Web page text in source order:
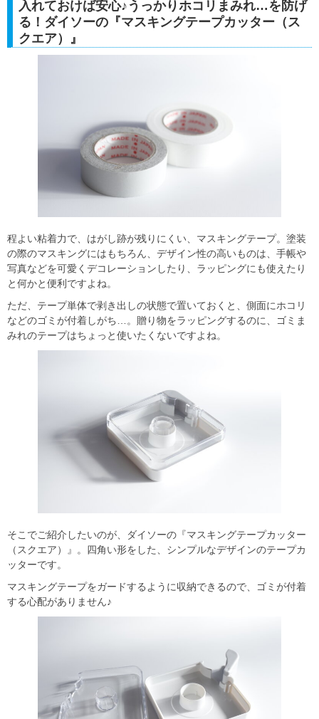
入れておけば安心♪うっかりホコリまみれ…を防げ
る！ダイソーの『マスキングテープカッター（ス
クエア）』
程よい粘着力で、はがし跡が残りにくい、マスキングテープ。塗装
の際のマスキングにはもちろん、デザイン性の高いものは、手帳や
写真などを可愛くデコレーションしたり、ラッピングにも使えたり
と何かと便利ですよね。
ただ、テープ単体で剥き出しの状態で置いておくと、側面にホコリ
などのゴミが付着しがち…。贈り物をラッピングするのに、ゴミま
みれのテープはちょっと使いたくないですよね。
そこでご紹介したいのが、ダイソーの『マスキングテープカッター
（スクエア）』。四角い形をした、シンプルなデザインのテープカ
ッターです。
マスキングテープをガードするように収納できるので、ゴミが付着
する心配がありません♪